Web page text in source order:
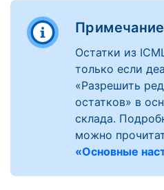
Примечание
Остатки из
только если
«Разрешить
остатков» в
склада.
можно
«Основные